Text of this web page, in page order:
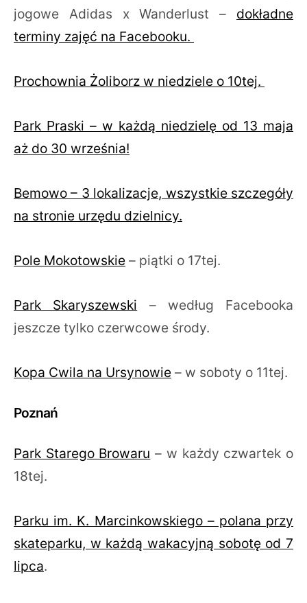
jogowe Adidas x Wanderlust – dokładne
terminy zajęć na Facebooku.
Prochownia Żoliborz w niedziele o 10tej.
Park Praski – w każdą niedzielę od 13 maja
aż do 30 września!
Bemowo – 3 lokalizacje, wszystkie szczegóły
na stronie urzędu dzielnicy.
Pole Mokotowskie – piątki o 17tej.
Park Skaryszewski – według Facebooka
jeszcze tylko czerwcowe środy.
Kopa Cwila na Ursynowie – w soboty o 11tej.
Poznań
Park Starego Browaru – w każdy czwartek o
18tej.
Parku im. K. Marcinkowskiego – polana przy
skateparku, w każdą wakacyjną sobotę od 7
lipca.